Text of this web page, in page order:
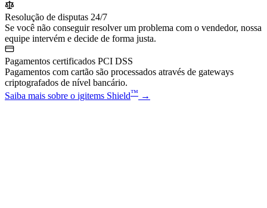
Resolução de disputas 24/7
Se você não conseguir resolver um problema com o vendedor, nossa
equipe intervém e decide de forma justa.
Pagamentos certificados PCI DSS
Pagamentos com cartão são processados através de gateways
criptografados de nível bancário.
Saiba mais sobre o igitems Shield™ →